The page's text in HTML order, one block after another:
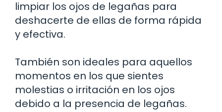
limpiar los ojos de legañas para
deshacerte de ellas de forma rápida
y efectiva.
También son ideales para aquellos
momentos en los que sientes
molestias o irritación en los ojos
debido a la presencia de legañas.